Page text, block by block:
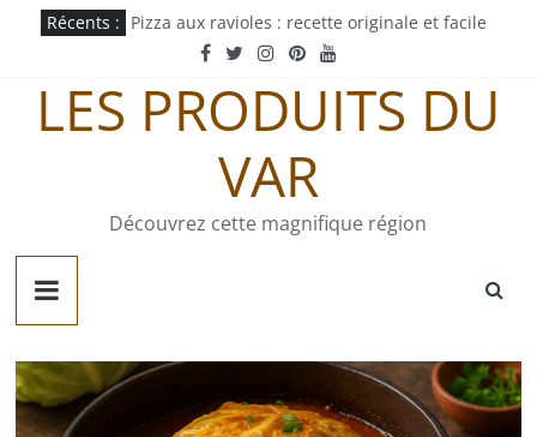
PasserRécents : Pizza aux ravioles : recette originale et facile
Pastachoute : origine et recette traditionnelle
Quiche jurassienne : recette traditionnelle
Tortellini sauce tomate : recette express
LES PRODUITS DU
VAR
Découvrez cette magnifique région